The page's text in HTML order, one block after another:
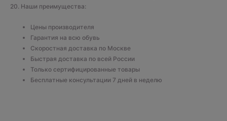
20. Наши преимущества:
Цены производителя
Гарантия на всю обувь
Скоростная доставка по Москве
Быстрая доставка по всей России
Только сертифицированные товары
Бесплатные консультации 7 дней в неделю